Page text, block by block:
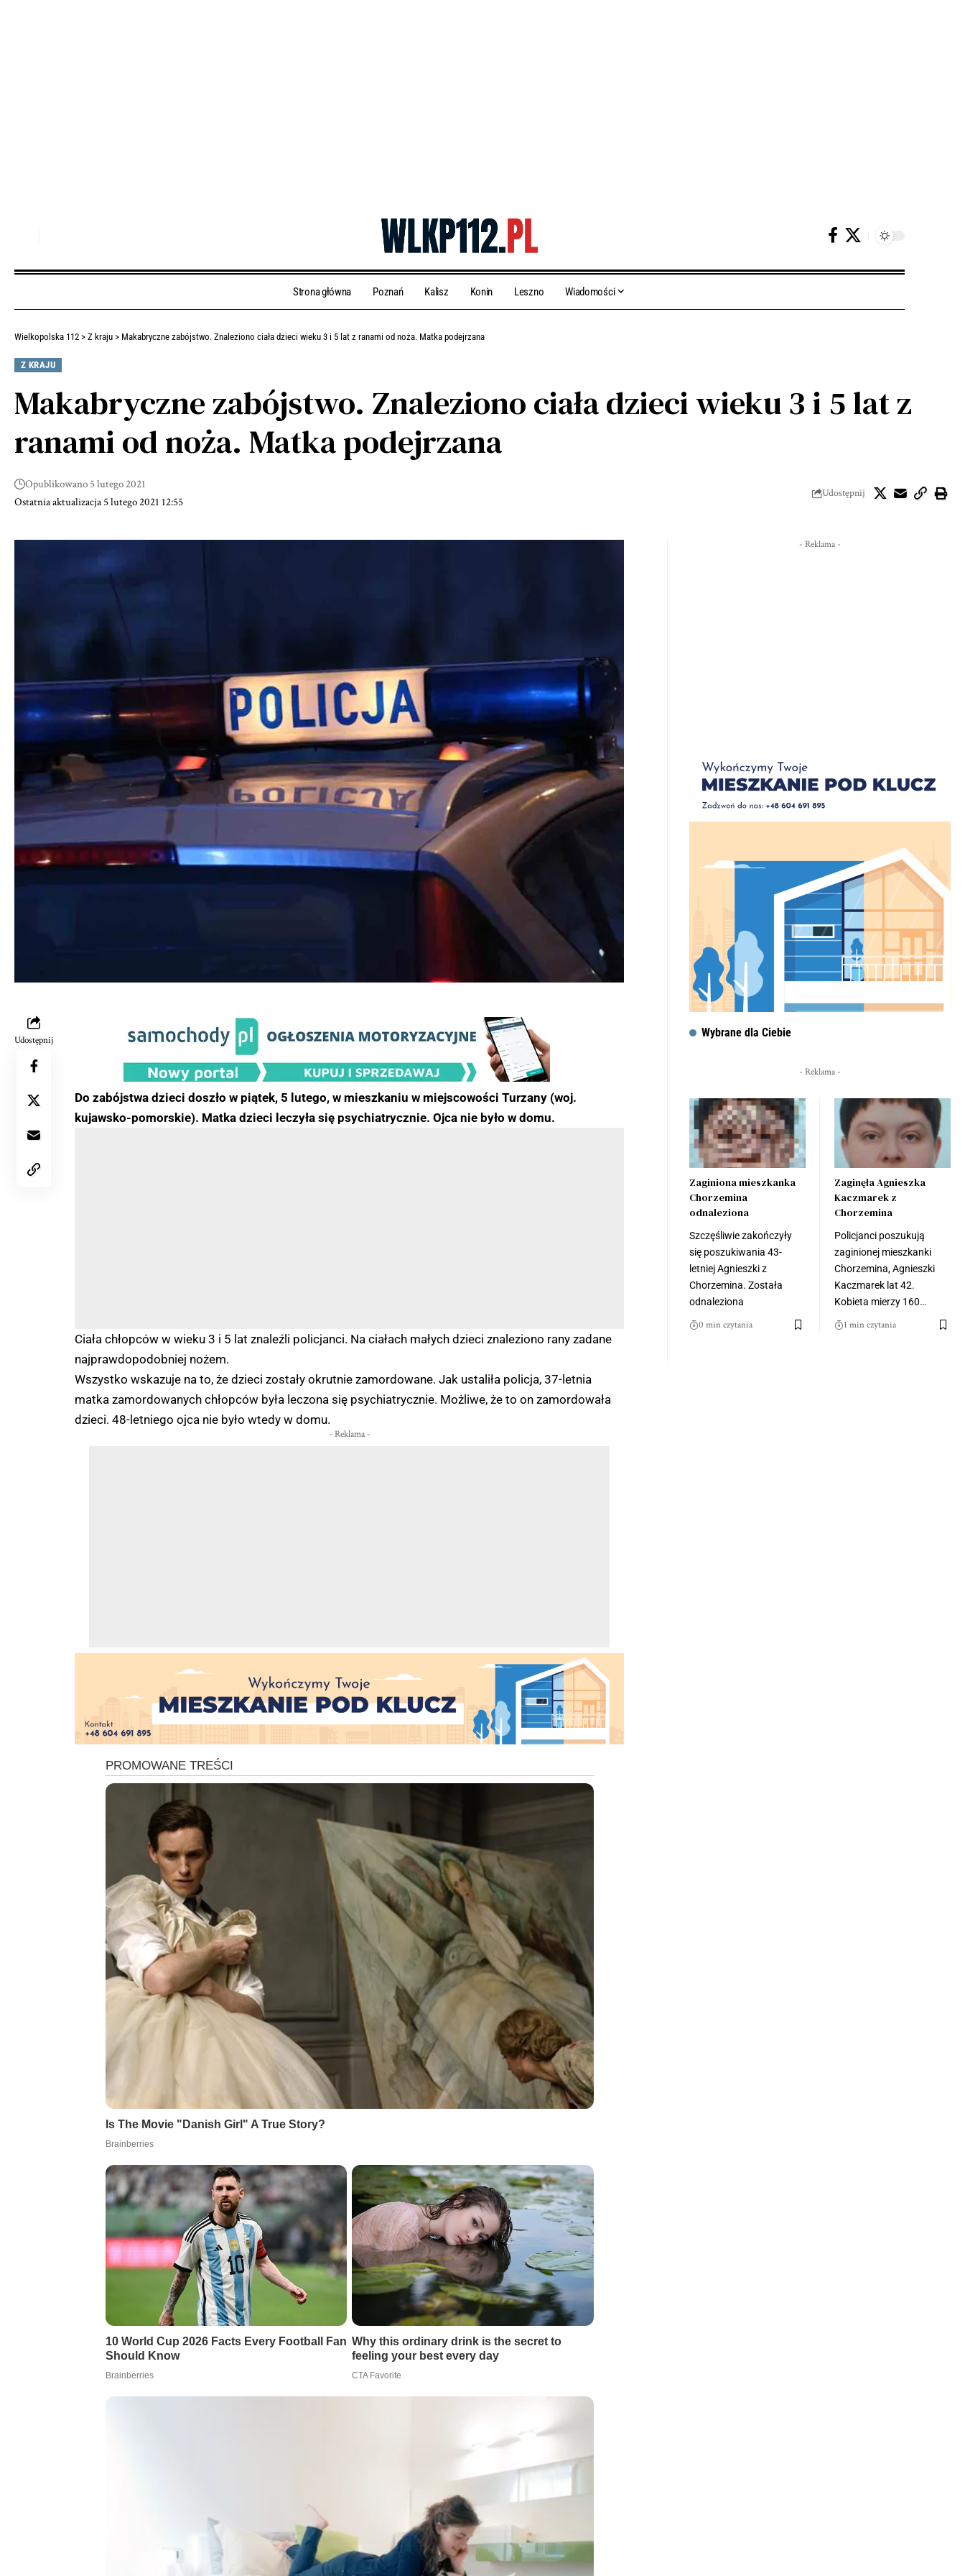
Strona główna Poznań Kalisz Konin Leszno Wiadomości
Wielkopolska 112 > Z kraju > Makabryczne zabójstwo. Znaleziono ciała dzieci wieku 3 i 5 lat z ranami od noża. Matka podejrzana
Z KRAJU
Makabryczne zabójstwo. Znaleziono ciała dzieci wieku 3 i 5 lat z
ranami od noża. Matka podejrzana
Ostatnia aktualizacja 5 lutego 2021 12:55
Opublikowano 5 lutego 2021
Udostępnij
Udostępnij
Do zabójstwa dzieci doszło w piątek, 5 lutego, w mieszkaniu w miejscowości Turzany (woj.
kujawsko-pomorskie). Matka dzieci leczyła się psychiatrycznie. Ojca nie było w domu.
Ciała chłopców w wieku 3 i 5 lat znaleźli policjanci. Na ciałach małych dzieci znaleziono rany zadane
najprawdopodobniej nożem.
Wszystko wskazuje na to, że dzieci zostały okrutnie zamordowane. Jak ustaliła policja, 37-letnia
matka zamordowanych chłopców była leczona się psychiatrycznie. Możliwe, że to on zamordowała
dzieci. 48-letniego ojca nie było wtedy w domu.
- Reklama -
- Reklama -
Wybrane dla Ciebie
- Reklama -
Zaginiona mieszkanka
Chorzemina
odnaleziona
Szczęśliwie zakończyły
się poszukiwania 43-
letniej Agnieszki z
Chorzemina. Została
odnaleziona
0 min czytania
Zaginęła Agnieszka
Kaczmarek z
Chorzemina
Policjanci poszukują
zaginionej mieszkanki
Chorzemina, Agnieszki
Kaczmarek lat 42.
Kobieta mierzy 160…
1 min czytania